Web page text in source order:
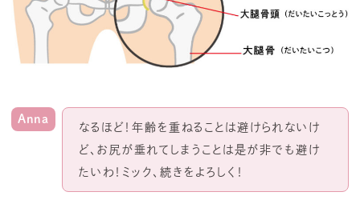
Anna
なるほど！年齢を重ねることは避けられないけ
ど、お尻が垂れてしまうことは是が非でも避け
たいわ！ミック、続きをよろしく！